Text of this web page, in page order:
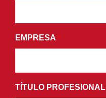
EMPRESA *
TÍTULO PROFESIONAL
NUESTRA